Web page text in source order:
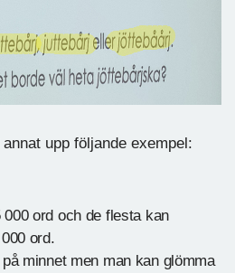
upp följande exempel:
ord och de flesta kan
ord.
minnet men man kan glömma